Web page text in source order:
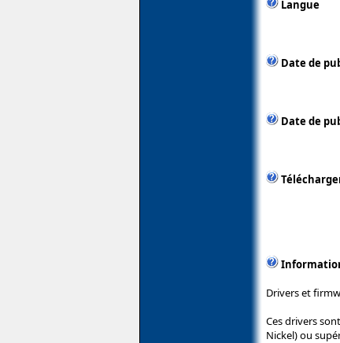
Langue
Date de
Date de
Drivers et
Ces drivers
Nickel) ou